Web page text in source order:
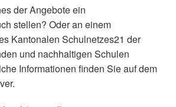
der Angebote ein
stellen? Oder an einem
Kantonalen Schulnetzes21 der
und nachhaltigen Schulen
Informationen finden Sie auf dem